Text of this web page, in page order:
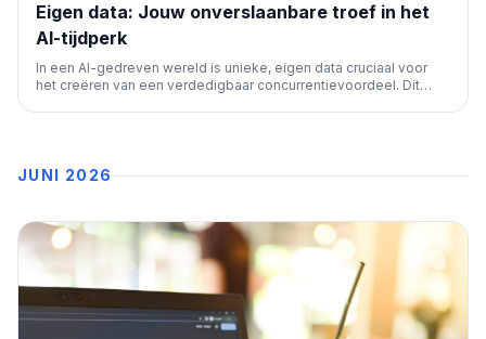
Eigen data: Jouw onverslaanbare troef in het
AI-tijdperk
In een AI-gedreven wereld is unieke, eigen data cruciaal voor
het creëren van een verdedigbaar concurrentievoordeel. Dit
JUNI 2026